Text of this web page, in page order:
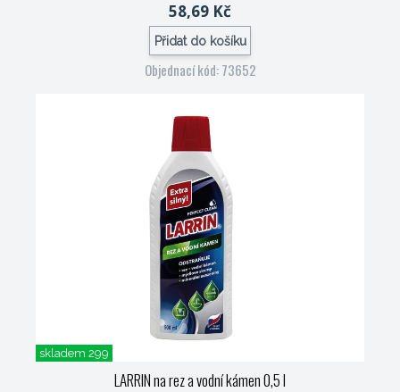
58,69 Kč
Přidat do košíku
Objednací kód: 73652
skladem 299
LARRIN na rez a vodní kámen 0,5 l